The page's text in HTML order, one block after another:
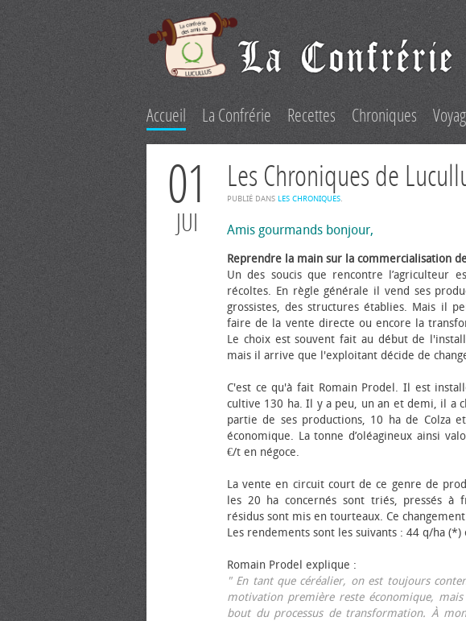
Accueil La Confrérie Recettes Chroniques
01
JUI
Les Chroniques de
PUBLIÉ DANS LES CHRONIQUES.
Amis gourmands bonjour,
Reprendre la main sur la commercialisation
Un des soucis que rencontre l’agriculteur
récoltes. En règle générale il vend ses
grossistes, des structures établies. Mais il
faire de la vente directe ou encore la
Le choix est souvent fait au début de
mais il arrive que l'exploitant décide de
C'est ce qu'à fait Romain Prodel. Il est
cultive 130 ha. Il y a peu, un an et demi, il a
partie de ses productions, 10 ha de Colza
économique. La tonne d’oléagineux ainsi
€/t en négoce.
La vente en circuit court de ce genre de
les 20 ha concernés sont triés, pressés à
résidus sont mis en tourteaux. Ce
Les rendements sont les suivants : 44 q/ha
Romain Prodel explique :
" En tant que céréalier, on est toujours
motivation première reste économique,
bout du processus de transformation. À